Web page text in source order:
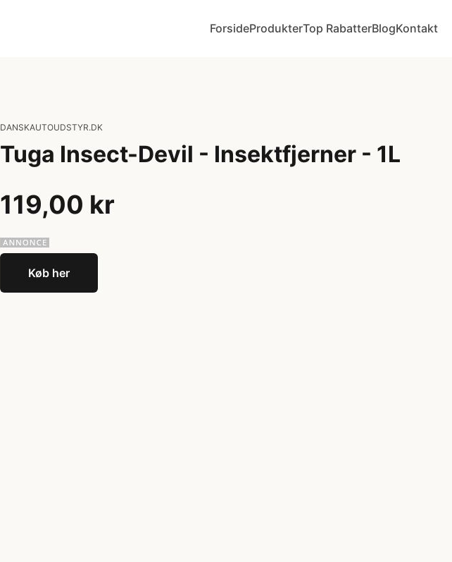
ForsideProdukterTop RabatterBlogKontakt
DANSKAUTOUDSTYR.DK
Tuga Insect-Devil - Insektfjerner - 1L
119,00 kr
Køb her